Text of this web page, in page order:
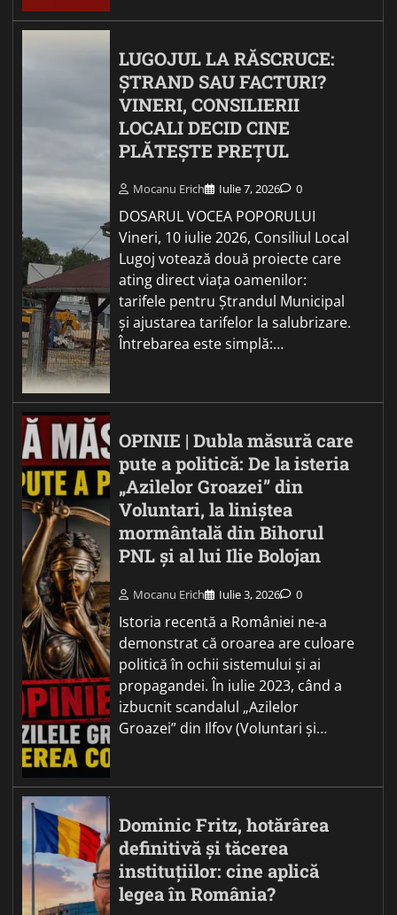
LUGOJUL LA RĂSCRUCE:
ȘTRAND SAU FACTURI?
VINERI, CONSILIERII
LOCALI DECID CINE
PLĂTEȘTE PREȚUL
Mocanu Erich Iulie 7, 2026 0
DOSARUL VOCEA POPORULUI
Vineri, 10 iulie 2026, Consiliul Local
Lugoj votează două proiecte care
ating direct viața oamenilor:
tarifele pentru Ștrandul Municipal
și ajustarea tarifelor la salubrizare.
Întrebarea este simplă:…
OPINIE | Dubla măsură care
pute a politică: De la isteria
„Azilelor Groazei” din
Voluntari, la liniștea
mormântală din Bihorul
PNL și al lui Ilie Bolojan
Mocanu Erich Iulie 3, 2026 0
Istoria recentă a României ne-a
demonstrat că oroarea are culoare
politică în ochii sistemului și ai
propagandei. În iulie 2023, când a
izbucnit scandalul „Azilelor
Groazei” din Ilfov (Voluntari și…
Dominic Fritz, hotărârea
definitivă și tăcerea
instituțiilor: cine aplică
legea în România?